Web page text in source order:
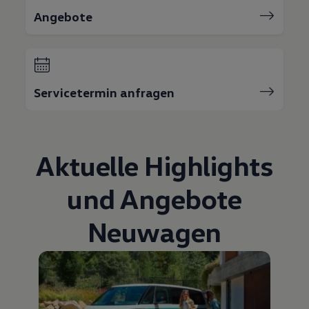
75 Jahre Bulli Jubiläum
Bulli Magazin
Angebote
Servicetermin anfragen
Aktuelle Highlights
und Angebote
Neuwagen